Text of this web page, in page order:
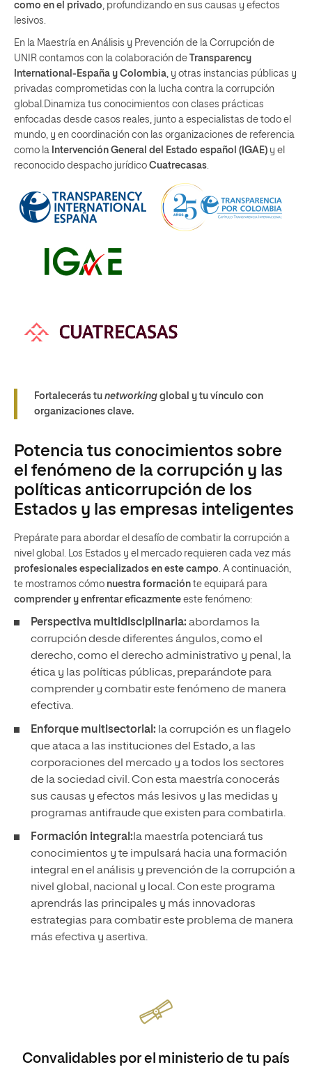
como en el privado, profundizando en sus causas y efectos
lesivos.
En la Maestría en Análisis y Prevención de la Corrupción de
UNIR contamos con la colaboración de Transparency
International-España y Colombia, y otras instancias públicas y
privadas comprometidas con la lucha contra la corrupción
global.Dinamiza tus conocimientos con clases prácticas
enfocadas desde casos reales, junto a especialistas de todo el
mundo, y en coordinación con las organizaciones de referencia
como la Intervención General del Estado español (IGAE) y el
reconocido despacho jurídico Cuatrecasas.
Fortalecerás tu networking global y tu vínculo con
organizaciones clave.
Potencia tus conocimientos sobre
el fenómeno de la corrupción y las
políticas anticorrupción de los
Estados y las empresas inteligentes
Prepárate para abordar el desafío de combatir la corrupción a
nivel global. Los Estados y el mercado requieren cada vez más
profesionales especializados en este campo. A continuación,
te mostramos cómo nuestra formación te equipará para
comprender y enfrentar eficazmente este fenómeno:
Perspectiva multidisciplinaria: abordamos la
corrupción desde diferentes ángulos, como el
derecho, como el derecho administrativo y penal, la
ética y las políticas públicas, preparándote para
comprender y combatir este fenómeno de manera
efectiva.
Enforque multisectorial: la corrupción es un flagelo
que ataca a las instituciones del Estado, a las
corporaciones del mercado y a todos los sectores
de la sociedad civil. Con esta maestría conocerás
sus causas y efectos más lesivos y las medidas y
programas antifraude que existen para combatirla.
Formación integral:la maestría potenciará tus
conocimientos y te impulsará hacia una formación
integral en el análisis y prevención de la corrupción a
nivel global, nacional y local. Con este programa
aprendrás las principales y más innovadoras
estrategias para combatir este problema de manera
más efectiva y asertiva.
Convalidables por el ministerio de tu país